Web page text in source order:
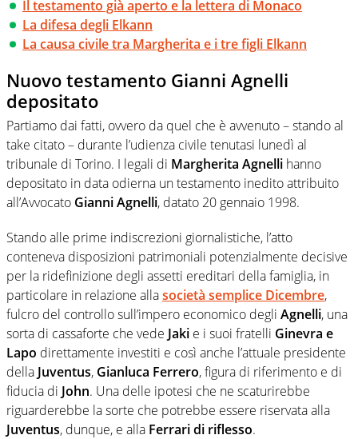
Il testamento già aperto e la lettera di Monaco
La difesa degli Elkann
La causa civile tra Margherita e i tre figli Elkann
Nuovo testamento Gianni Agnelli
depositato
Partiamo dai fatti, ovvero da quel che è avvenuto – stando al
take citato – durante l’udienza civile tenutasi lunedì al
tribunale di Torino. I legali di Margherita Agnelli hanno
depositato in data odierna un testamento inedito attribuito
all’Avvocato Gianni Agnelli, datato 20 gennaio 1998.
Stando alle prime indiscrezioni giornalistiche, l’atto
conteneva disposizioni patrimoniali potenzialmente decisive
per la ridefinizione degli assetti ereditari della famiglia, in
particolare in relazione allasocietà semplice Dicembre,
fulcro del controllo sull’impero economico degli Agnelli, una
sorta di cassaforte che vede Jaki e i suoi fratelli Ginevra e
Lapo direttamente investiti e così anche l’attuale presidente
della Juventus, Gianluca Ferrero, figura di riferimento e di
fiducia di John. Una delle ipotesi che ne scaturirebbe
riguarderebbe la sorte che potrebbe essere riservata alla
Juventus, dunque, e alla Ferrari di riflesso.